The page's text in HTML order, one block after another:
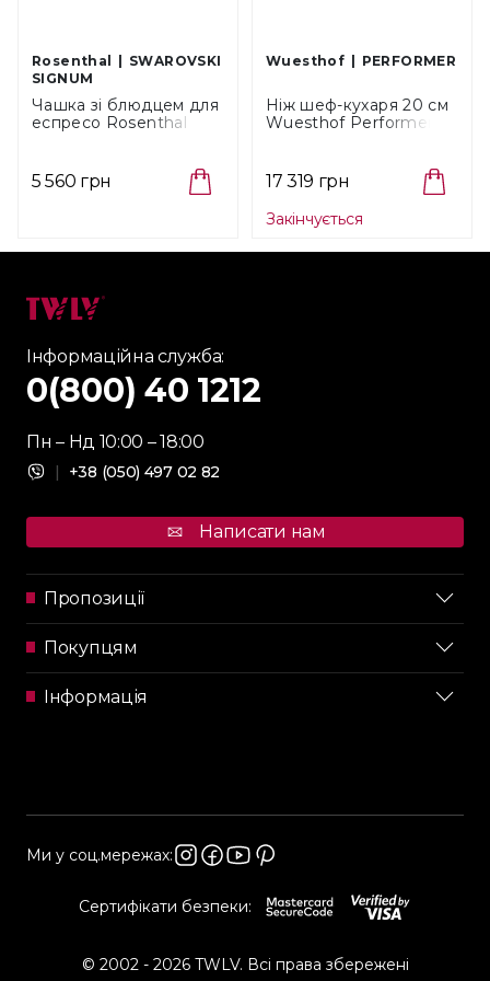
Rosenthal
SWAROVSKI
SIGNUM
Чашка зі блюдцем для
еспресо Rosenthal
(10570-426351-14715)
5 560 грн
Wuesthof PERFORMER
Ніж шеф-кухаря 20 см
Wuesthof Performer
17 319 грн
Закінчується
Інформаційна служба:
0(800) 40 1212
Пн – Нд 10:00 – 18:00
| +38 (050) 497 02 82
Написати нам
Пропозиції
Покупцям
Інформація
Сертифікати безпеки:
Ми у соц.мережах:
© 2002 - 2026 TWLV. Всі права збережені